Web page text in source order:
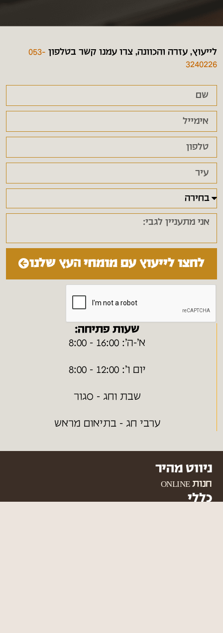
לייעוץ, עזרה והכוונה, צרו עמנו קשר בטלפון 053-
3240226
לחצו לייעוץ עם מומחי העץ שלנו
שעות פתיחה:
א׳-ה׳: 16:00 - 8:00
יום ו׳: 12:00 - 8:00
שבת וחג - סגור
ערבי חג - בתיאום מראש
ניווט מהיר
חנות ONLINE
כללי